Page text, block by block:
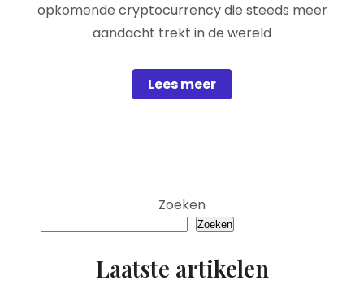
opkomende cryptocurrency die steeds meer
aandacht trekt in de wereld
Lees meer
Zoeken
Zoeken
Laatste artikelen